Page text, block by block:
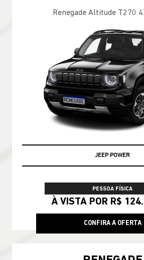
Renegade Altitude T270
JEEP POWER
PESSOA FÍSICA
À VISTA POR R$
CONFIRA A OFERTA